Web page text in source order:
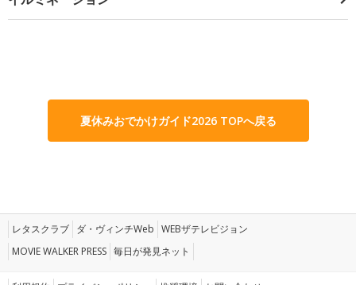
夏休みおでかけガイド2026 TOPへ戻る
レタスクラブ ダ・ヴィンチWeb WEBザテレビジョン
MOVIE WALKER PRESS 毎日が発見ネット